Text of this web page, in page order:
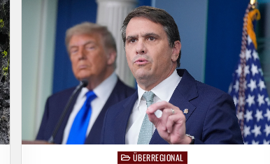
PostedÜBERREGIONAL